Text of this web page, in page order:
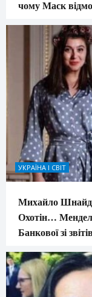
чому Маск
УКРАЇНА І СВІТ
Михайло
Охотін…
Банкової зі